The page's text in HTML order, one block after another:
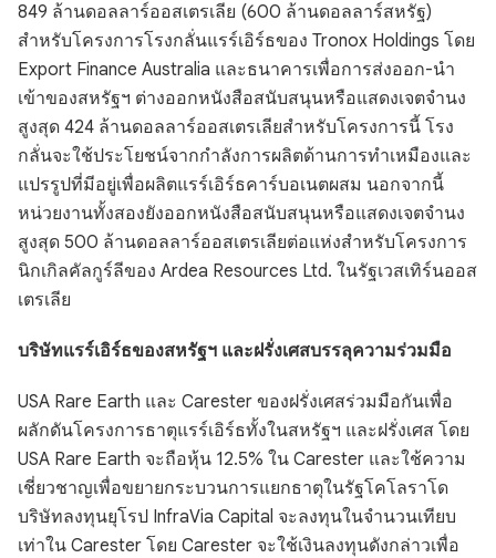
849 ล้านดอลลาร์ออสเตรเลีย (600 ล้านดอลลาร์สหรัฐ)
สำหรับโครงการโรงกลั่นแรร์เอิร์ธของ Tronox Holdings โดย
Export Finance Australia และธนาคารเพื่อการส่งออก-นำ
เข้าของสหรัฐฯ ต่างออกหนังสือสนับสนุนหรือแสดงเจตจำนง
สูงสุด 424 ล้านดอลลาร์ออสเตรเลียสำหรับโครงการนี้ โรง
กลั่นจะใช้ประโยชน์จากกำลังการผลิตด้านการทำเหมืองและ
แปรรูปที่มีอยู่เพื่อผลิตแรร์เอิร์ธคาร์บอเนตผสม นอกจากนี้
หน่วยงานทั้งสองยังออกหนังสือสนับสนุนหรือแสดงเจตจำนง
สูงสุด 500 ล้านดอลลาร์ออสเตรเลียต่อแห่งสำหรับโครงการ
นิกเกิลคัลกูร์ลีของ Ardea Resources Ltd. ในรัฐเวสเทิร์นออส
เตรเลีย
บริษัทแรร์เอิร์ธของสหรัฐฯ และฝรั่งเศสบรรลุความร่วมมือ
USA Rare Earth และ Carester ของฝรั่งเศสร่วมมือกันเพื่อ
ผลักดันโครงการธาตุแรร์เอิร์ธทั้งในสหรัฐฯ และฝรั่งเศส โดย
USA Rare Earth จะถือหุ้น 12.5% ใน Carester และใช้ความ
เชี่ยวชาญเพื่อขยายกระบวนการแยกธาตุในรัฐโคโลราโด
บริษัทลงทุนยุโรป InfraVia Capital จะลงทุนในจำนวนเทียบ
เท่าใน Carester โดย Carester จะใช้เงินลงทุนดังกล่าวเพื่อ